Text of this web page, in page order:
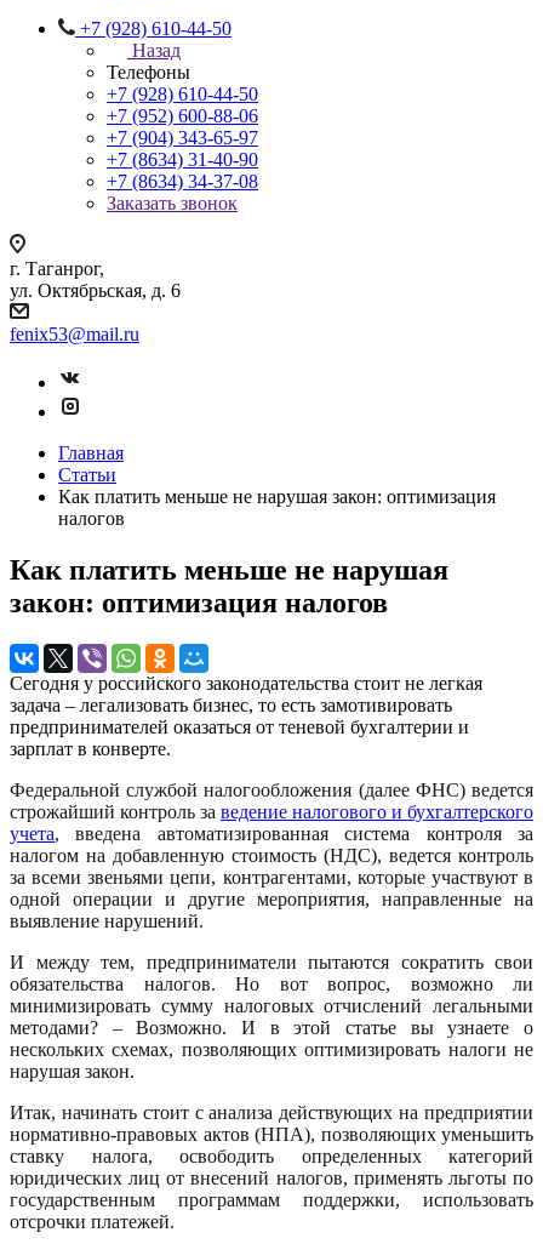
+7 (928) 610-44-50
Назад
Телефоны
+7 (928) 610-44-50
+7 (952) 600-88-06
+7 (904) 343-65-97
+7 (8634) 31-40-90
+7 (8634) 34-37-08
Заказать звонок
г. Таганрог,
ул. Октябрьская, д. 6
fenix53@mail.ru
Главная
Статьи
Как платить меньше не нарушая закон: оптимизация
налогов
Как платить меньше не нарушая
закон: оптимизация налогов
Сегодня у российского законодательства стоит не легкая
задача – легализовать бизнес, то есть замотивировать
предпринимателей оказаться от теневой бухгалтерии и
зарплат в конверте.
Федеральной службой налогообложения (далее ФНС) ведется
строжайший контроль за ведение налогового и бухгалтерского
учета, введена автоматизированная система контроля за
налогом на добавленную стоимость (НДС), ведется контроль
за всеми звеньями цепи, контрагентами, которые участвуют в
одной операции и другие мероприятия, направленные на
выявление нарушений.
И между тем, предприниматели пытаются сократить свои
обязательства налогов. Но вот вопрос, возможно ли
минимизировать сумму налоговых отчислений легальными
методами? – Возможно. И в этой статье вы узнаете о
нескольких схемах, позволяющих оптимизировать налоги не
нарушая закон.
Итак, начинать стоит с анализа действующих на предприятии
нормативно-правовых актов (НПА), позволяющих уменьшить
ставку налога, освободить определенных категорий
юридических лиц от внесений налогов, применять льготы по
государственным программам поддержки, использовать
отсрочки платежей.